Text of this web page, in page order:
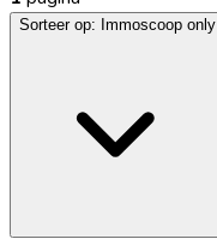
Sorteer op: Immoscoop only